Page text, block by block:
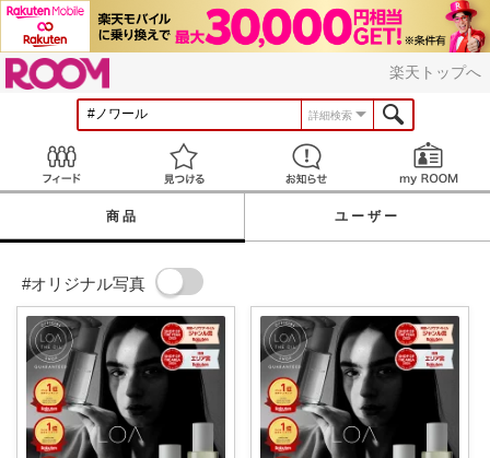
楽天トップへ
詳細検索
見つける お知らせ
商品 ユーザー
#オリジナル写真